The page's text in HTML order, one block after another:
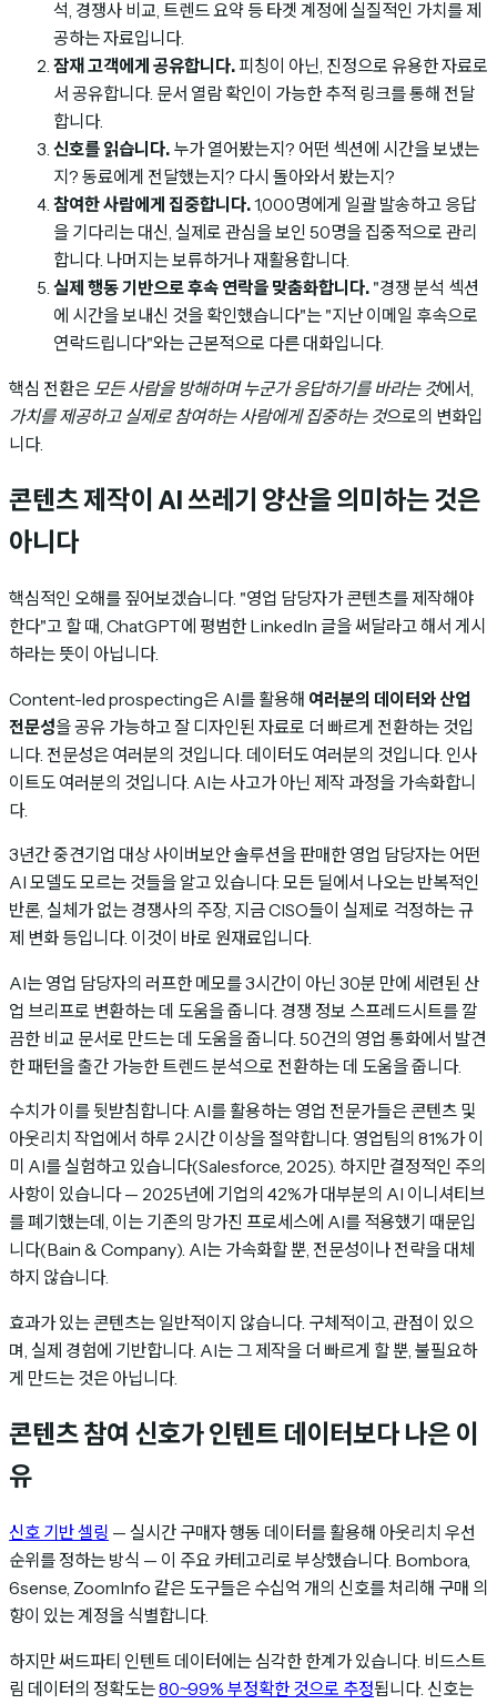
석, 경쟁사 비교, 트렌드 요약 등 타겟 계정에 실질적인 가치를 제
공하는 자료입니다.
잠재 고객에게 공유합니다. 피칭이 아닌, 진정으로 유용한 자료로
서 공유합니다. 문서 열람 확인이 가능한 추적 링크를 통해 전달
합니다.
신호를 읽습니다. 누가 열어봤는지? 어떤 섹션에 시간을 보냈는
지? 동료에게 전달했는지? 다시 돌아와서 봤는지?
참여한 사람에게 집중합니다.1,000명에게 일괄 발송하고 응답
을 기다리는 대신, 실제로 관심을 보인 50명을 집중적으로 관리
합니다. 나머지는 보류하거나 재활용합니다.
실제 행동 기반으로 후속 연락을 맞춤화합니다. "경쟁 분석 섹션
에 시간을 보내신 것을 확인했습니다"는 "지난 이메일 후속으로
연락드립니다"와는 근본적으로 다른 대화입니다.
핵심 전환은 모든 사람을 방해하며 누군가 응답하기를 바라는 것에서,
가치를 제공하고 실제로 참여하는 사람에게 집중하는 것으로의 변화입
니다.
콘텐츠 제작이 AI 쓰레기 양산을 의미하는 것은
아니다
핵심적인 오해를 짚어보겠습니다. "영업 담당자가 콘텐츠를 제작해야
한다"고 할 때, ChatGPT에 평범한 LinkedIn 글을 써달라고 해서 게시
하라는 뜻이 아닙니다.
Content-led prospecting은 AI를 활용해 여러분의 데이터와 산업
전문성을 공유 가능하고 잘 디자인된 자료로 더 빠르게 전환하는 것입
니다. 전문성은 여러분의 것입니다. 데이터도 여러분의 것입니다. 인사
이트도 여러분의 것입니다. AI는 사고가 아닌 제작 과정을 가속화합니
다.
3년간 중견기업 대상 사이버보안 솔루션을 판매한 영업 담당자는 어떤
AI 모델도 모르는 것들을 알고 있습니다: 모든 딜에서 나오는 반복적인
반론, 실체가 없는 경쟁사의 주장, 지금 CISO들이 실제로 걱정하는 규
제 변화 등입니다. 이것이 바로 원재료입니다.
AI는 영업 담당자의 러프한 메모를 3시간이 아닌 30분 만에 세련된 산
업 브리프로 변환하는 데 도움을 줍니다. 경쟁 정보 스프레드시트를 깔
끔한 비교 문서로 만드는 데 도움을 줍니다. 50건의 영업 통화에서 발견
한 패턴을 출간 가능한 트렌드 분석으로 전환하는 데 도움을 줍니다.
수치가 이를 뒷받침합니다: AI를 활용하는 영업 전문가들은 콘텐츠 및
아웃리치 작업에서 하루 2시간 이상을 절약합니다. 영업팀의 81%가 이
미 AI를 실험하고 있습니다(Salesforce, 2025). 하지만 결정적인 주의
사항이 있습니다 — 2025년에 기업의 42%가 대부분의 AI 이니셔티브
를 폐기했는데, 이는 기존의 망가진 프로세스에 AI를 적용했기 때문입
니다(Bain & Company). AI는 가속화할 뿐, 전문성이나 전략을 대체
하지 않습니다.
효과가 있는 콘텐츠는 일반적이지 않습니다. 구체적이고, 관점이 있으
며, 실제 경험에 기반합니다. AI는 그 제작을 더 빠르게 할 뿐, 불필요하
게 만드는 것은 아닙니다.
콘텐츠 참여 신호가 인텐트 데이터보다 나은 이
유
신호 기반 셀링 — 실시간 구매자 행동 데이터를 활용해 아웃리치 우선
순위를 정하는 방식 — 이 주요 카테고리로 부상했습니다. Bombora,
6sense, ZoomInfo 같은 도구들은 수십억 개의 신호를 처리해 구매 의
향이 있는 계정을 식별합니다.
하지만 써드파티 인텐트 데이터에는 심각한 한계가 있습니다. 비드스트
림 데이터의 정확도는80~99% 부정확한 것으로 추정됩니다. 신호는